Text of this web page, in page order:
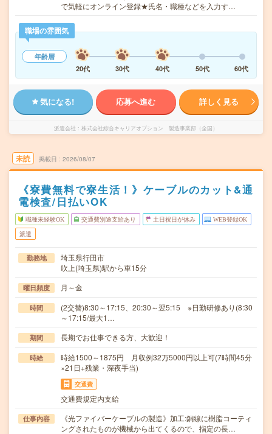
で気軽にオンライン登録★氏名・職種などを入力す…
職場の雰囲気
年齢層
20代
30代 40代 50代 60代
気になる! 応募へ進む 詳しく見る
派遣会社 株式会社綜合キャリアオプション 製造事業部（全国）
未読 掲載日 2026/08/07
《寮費無料で寮生活！》ケーブルのカット&通
電検査/日払いOK
職種未経験OK 交通費別途支給あり 土日祝日が休み WEB登録OK
派遣
勤務地
埼玉県行田市
吹上(埼玉県)駅から車15分
曜日頻度 月～金
時間
(2交替)8:30～17:15、20:30～翌5:15 ※日勤研修あり(8:30
～17:15/最大1…
期間 長期でお仕事できる方、大歓迎！
時給
時給1500～1875円 月収例32万5000円以上可(7時間45分
×21日+残業・深夜手当)
交通費
交通費規定内支給
仕事内容
《光ファイバーケーブルの製造》加工:銅線に樹脂コーティ
ングされたものが機械から出てくるので、指定の長…